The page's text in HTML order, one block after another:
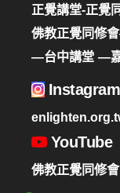
正覺講堂-正覺
佛教正覺同修
—台中講堂 —
Instagram
YouTube
佛教正覺同修會